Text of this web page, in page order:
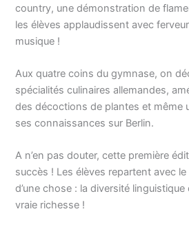
country, une démonstration de
les élèves applaudissent avec
musique !
Aux quatre coins du gymnase, on
spécialités culinaires allemandes,
des décoctions de plantes et même
ses connaissances sur Berlin.
A n’en pas douter, cette première
succès ! Les élèves repartent avec
d’une chose : la diversité
vraie richesse !